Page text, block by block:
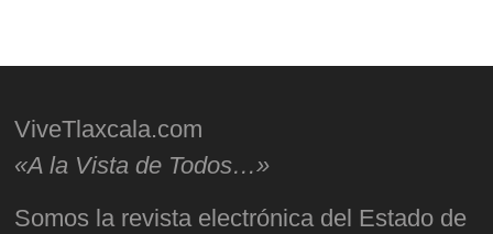
ViveTlaxcala.com
«A la Vista de Todos…»
Somos la revista electrónica del Estado de